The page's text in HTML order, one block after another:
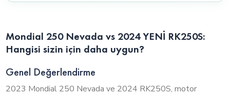
Mondial 250 Nevada vs 2024 YENİ RK250S:
Hangisi sizin için daha uygun?
Genel Değerlendirme
2023 Mondial 250 Nevada ve 2024 RK250S, motor